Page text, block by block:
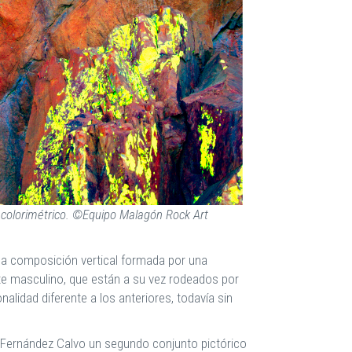
©Equipo Malagón Rock Art
composición vertical formada por una
masculino, que están a su vez rodeados por
diferente a los anteriores, todavía sin
Calvo un segundo conjunto pictórico